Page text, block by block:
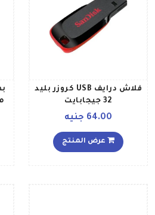
فلاش درايف USB كروزر بليد
32 جيجابايت
64.00 جنيه
عرض المنتج